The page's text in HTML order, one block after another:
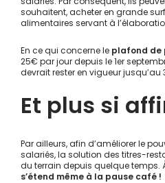
souhaitent, acheter en grande
alimentaires servant à
En ce qui concerne le plafond de
25€ par jour depuis le 1er
devrait rester en vigueur jusqu’au
Et plus si
Par ailleurs, afin d’améliorer le
salariés, la solution des titres-
du terrain depuis quelque temps.
s’étend même à la pause café !